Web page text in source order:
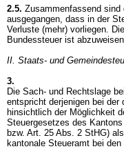
2.5. Zusammenfassend
ausgegangen, dass in der
Verluste (mehr) vorliegen.
Bundessteuer ist
II. Staats- und
3.
Die Sach- und Rechtslage
entspricht derjenigen bei der
hinsichtlich der Möglichkeit
Steuergesetzes des
bzw. Art. 25 Abs. 2 StHG)
kantonale Steueramt bei